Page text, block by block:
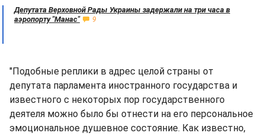
Депутата Верховной Рады Украины задержали на три часа в
аэропорту "Манас"
9
"Подобные реплики в адрес целой страны от
депутата парламента иностранного государства и
известного с некоторых пор государственного
деятеля можно было бы отнести на его персональное
эмоциональное душевное состояние. Как известно,